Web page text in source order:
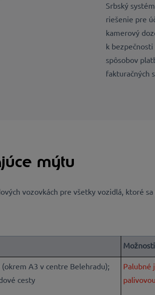
Srbský
riešenie pre
kamerový
k
spôsobov
fakturačných
mýtu
vozovkách pre všetky vozidlá, ktoré
(okrem A3 v centre Belehradu);
cesty
Palubné